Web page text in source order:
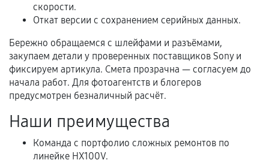
Нарушение правил эксплуатации,
механические повреждения, попадание влаги,
перегрев, коррозия.
третьих лиц.
Естественный износ деталей, если иное не
предусмотрено отдельно.
скорости.
Откат версии с сохранением серийных данных.
Бережно обращаемся с шлейфами и разъёмами,
закупаем детали у проверенных поставщиков Sony и
фиксируем артикула. Смета прозрачна — согласуем до
начала работ. Для фотоагентств и блогеров
предусмотрен безналичный расчёт.
Наши преимущества
Команда с портфолио сложных ремонтов по
линейке HX100V.